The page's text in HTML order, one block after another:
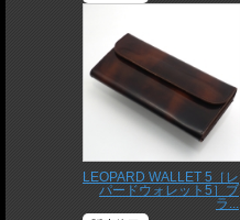
LEOPARD WALLET 5［レ
パードウォレット5］ブ
ラ...